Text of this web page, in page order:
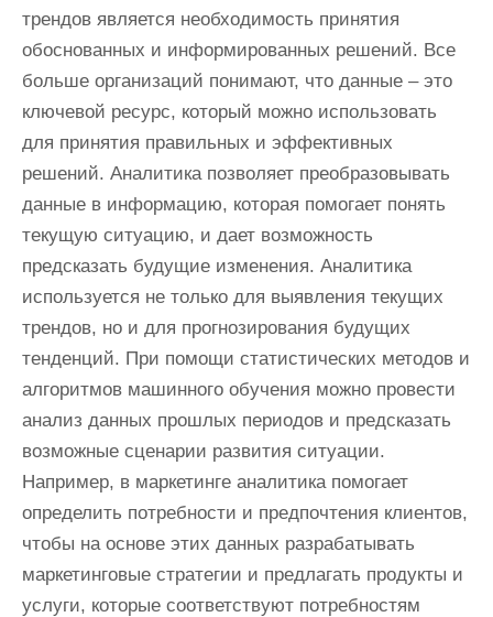
трендов является необходимость принятия
обоснованных и информированных решений. Все
больше организаций понимают, что данные – это
ключевой ресурс, который можно использовать
для принятия правильных и эффективных
решений. Аналитика позволяет преобразовывать
данные в информацию, которая помогает понять
текущую ситуацию, и дает возможность
предсказать будущие изменения. Аналитика
используется не только для выявления текущих
трендов, но и для прогнозирования будущих
тенденций. При помощи статистических методов и
алгоритмов машинного обучения можно провести
анализ данных прошлых периодов и предсказать
возможные сценарии развития ситуации.
Например, в маркетинге аналитика помогает
определить потребности и предпочтения клиентов,
чтобы на основе этих данных разрабатывать
маркетинговые стратегии и предлагать продукты и
услуги, которые соответствуют потребностям